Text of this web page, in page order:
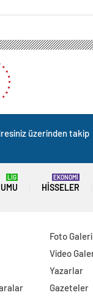
tarafından kınandı